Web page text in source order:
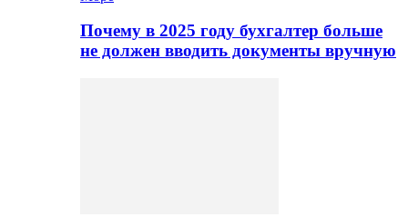
Почему в 2025 году бухгалтер больше
не должен вводить документы вручную